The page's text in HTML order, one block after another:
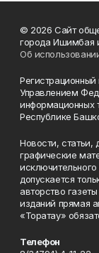
© 2026 Сайт
города Ишимбая
Об
Управлением
информационных
Республике
Новости, статьи,
графические
допускается
авторство
изданий прямая
«Торатау»
Телефон